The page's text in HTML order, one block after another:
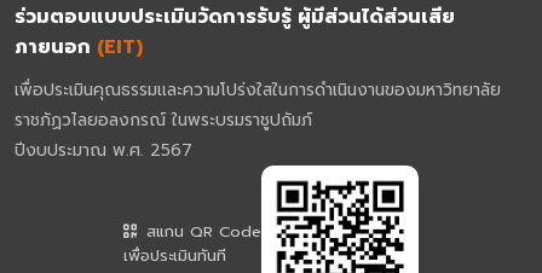
ร่วมตอบแบบประเมินวัดการรับรู้ ผู้มีส่วนได้ส่วนเสีย
ภายนอก (EIT)
เพื่อประเมินคุณธรรมและความโปร่งใสในการดำเนินงานของมหาวิทยาลัย
ราชภัฏวไลยอลงกรณ์ ในพระบรมราชูปถัมภ์
ปีงบประมาณ พ.ศ. 2567
สแกน QR Code
เพื่อประเมินทันที